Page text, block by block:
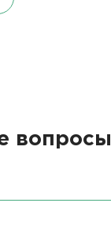
вопросы